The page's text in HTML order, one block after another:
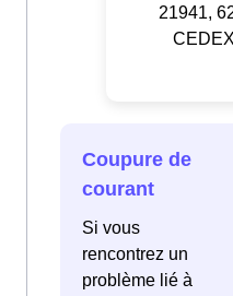
21941,
Coupure de
courant
Si vous
rencontrez un
problème lié à